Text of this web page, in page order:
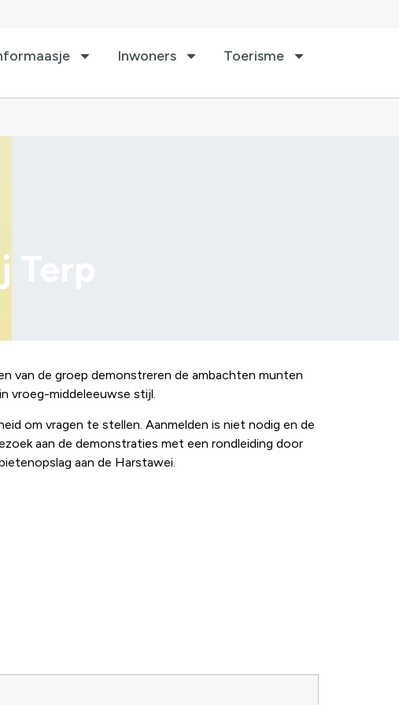
Inwoners Toerisme
van de groep demonstreren de ambachten munten
vroeg-middeleeuwse stijl.
om vragen te stellen. Aanmelden is niet nodig en de
aan de demonstraties met een rondleiding door
aan de Harstawei.